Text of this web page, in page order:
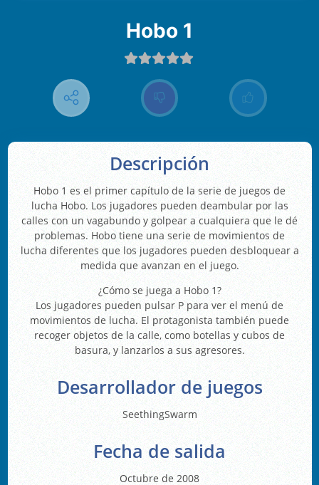
Hobo 1
Descripción
Hobo 1 es el primer capítulo de la serie de juegos de
lucha Hobo. Los jugadores pueden deambular por las
calles con un vagabundo y golpear a cualquiera que le dé
problemas. Hobo tiene una serie de movimientos de
lucha diferentes que los jugadores pueden desbloquear a
medida que avanzan en el juego.
¿Cómo se juega a Hobo 1?
Los jugadores pueden pulsar P para ver el menú de
movimientos de lucha. El protagonista también puede
recoger objetos de la calle, como botellas y cubos de
basura, y lanzarlos a sus agresores.
Desarrollador de juegos
SeethingSwarm
Fecha de salida
Octubre de 2008